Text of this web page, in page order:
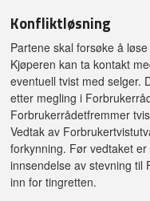
Konfliktløsning
Partene skal forsøke å
Kjøperen kan ta kontakt
eventuell tvist med selger.
etter megling i
Forbrukerrådetfremmer
Vedtak av
forkynning. Før vedtaket
innsendelse av stevning til
inn for tingretten.